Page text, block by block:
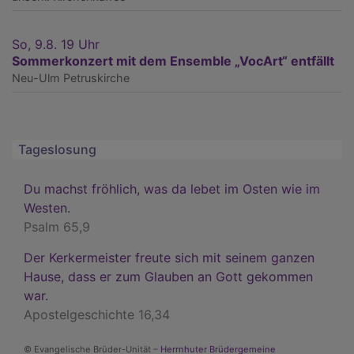
So, 9.8. 19 Uhr
Sommerkonzert mit dem Ensemble „VocArt“ entfällt
Neu-Ulm Petruskirche
Tageslosung
Du machst fröhlich, was da lebet im Osten wie im
Westen.
Psalm 65,9
Der Kerkermeister freute sich mit seinem ganzen
Hause, dass er zum Glauben an Gott gekommen
war.
Apostelgeschichte 16,34
© Evangelische Brüder-Unität – Herrnhuter Brüdergemeine